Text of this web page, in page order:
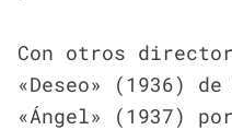
Con otros
«Deseo» (1936) de
«Ángel» (1937) por